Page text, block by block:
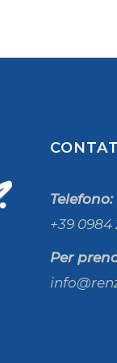
Telefono:
+39 0984
Per